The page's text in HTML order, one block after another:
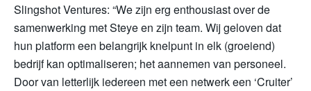
Slingshot Ventures: “We zijn erg enthousiast over de
samenwerking met Steye en zijn team. Wij geloven dat
hun platform een belangrijk knelpunt in elk (groeiend)
bedrijf kan optimaliseren; het aannemen van personeel.
Door van letterlijk iedereen met een netwerk een ‘Cruiter’